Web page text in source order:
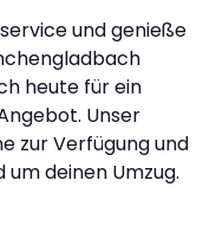
und genieße
heute für ein
Unser
zur Verfügung und
deinen Umzug.